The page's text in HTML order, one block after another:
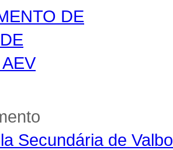
Secundária de